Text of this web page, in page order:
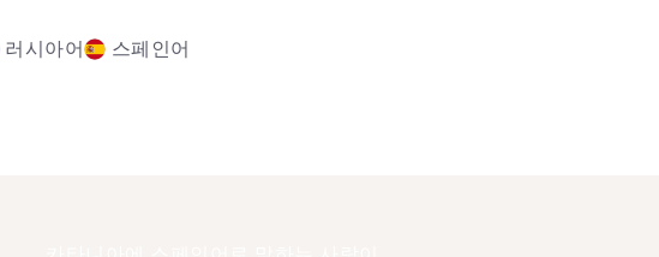
러시아어 스페인어